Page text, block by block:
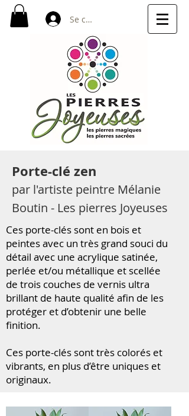
Se connecter
Porte-clé zen
par l'artiste peintre Mélanie
Boutin - Les pierres Joyeuses
Ces porte-clés sont en bois et
peintes avec un très grand souci du
détail avec une acrylique satinée,
perlée et/ou métallique et scellée
de trois couches de vernis ultra
brillant de haute qualité afin de les
protéger et d’obtenir une belle
finition.
Ces porte-clés sont très colorés et
vibrants, en plus d’être uniques et
originaux.